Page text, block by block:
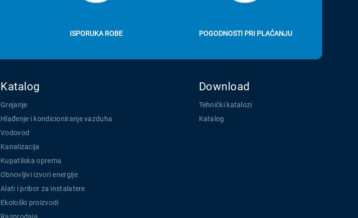
ISPORUKA ROBE POGODNOSTI PRI PLAĆANJU
Katalog
Grejanje
Hlađenje i kondicioniranje vazduha
Vodovod
Kanalizacija
Kupatilska oprema
Obnovljivi izvori energije
Alati i pribor za instalatere
Ekološki proizvodi
Download
Tehnički katalozi
Katalog